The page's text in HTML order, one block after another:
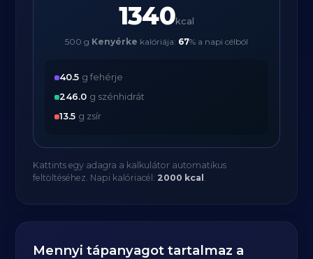
1340kcal
500 g Kenyérke kalóriája: 67% a napi célból
40.5 g fehérje
246.0 g szénhidrát
13.5 g zsír
Kattints egy adagra a kalkulátor automatikus
feltöltéséhez. Napi kalóriacél: 2000 kcal .
Mennyi tápanyagot tartalmaz a